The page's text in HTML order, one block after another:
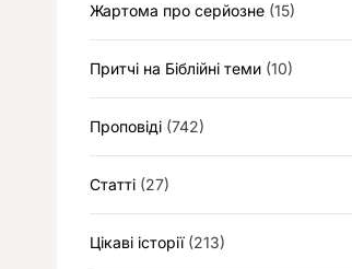
Жартома про серйозне (15)
Притчі на Біблійні теми (10)
Проповіді (742)
Статті (27)
Цікаві історії(213)